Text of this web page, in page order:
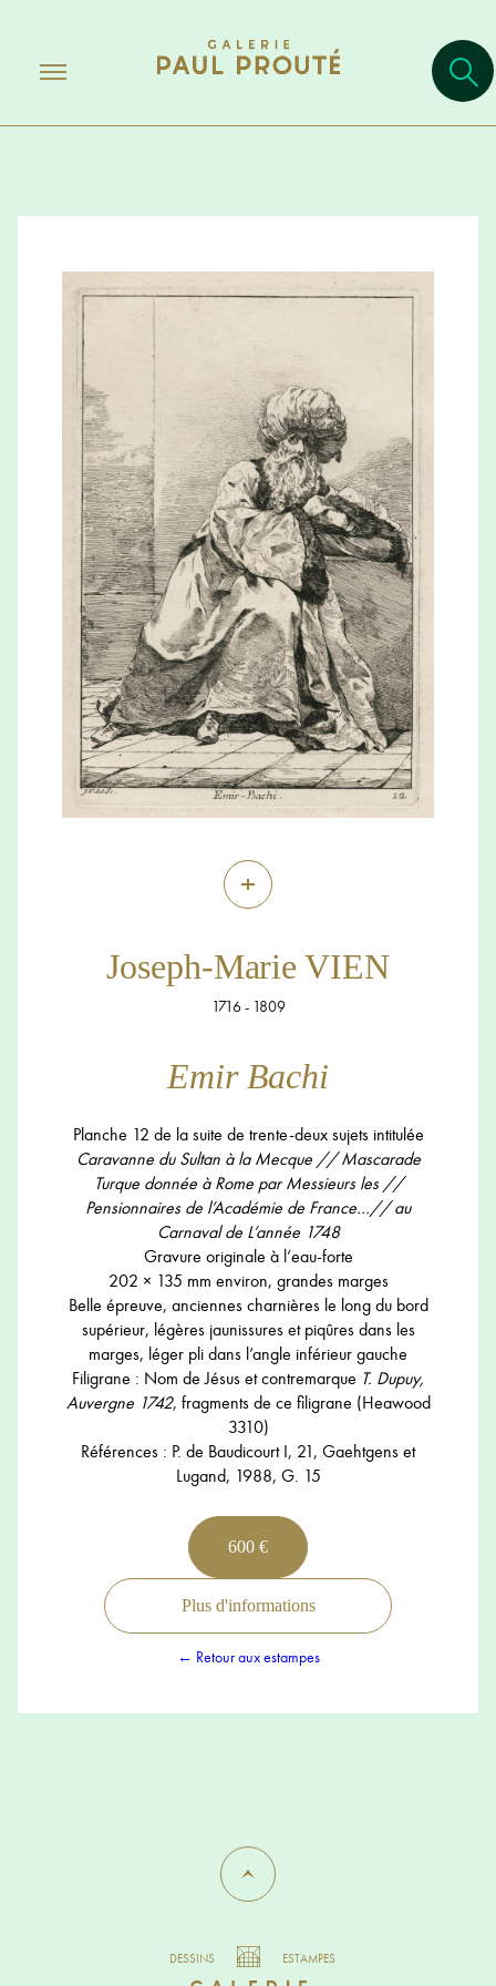
+
Joseph-Marie VIEN
1716 - 1809
Emir Bachi
Planche 12 de la suite de trente-deux sujets intitulée
Caravanne du Sultan à la Mecque // Mascarade
Turque donnée à Rome par Messieurs les //
Pensionnaires de l’Académie de France…// au
Carnaval de L’année 1748
Gravure originale à l’eau-forte
202 × 135 mm environ, grandes marges
Belle épreuve, anciennes charnières le long du bord
supérieur, légères jaunissures et piqûres dans les
marges, léger pli dans l’angle inférieur gauche
Filigrane : Nom de Jésus et contremarque T. Dupuy,
Auvergne 1742, fragments de ce filigrane (Heawood
3310)
Références : P. de Baudicourt I, 21, Gaehtgens et
Lugand, 1988, G. 15
600 €
Plus d'informations
← Retour aux estampes
DESSINS ESTAMPES